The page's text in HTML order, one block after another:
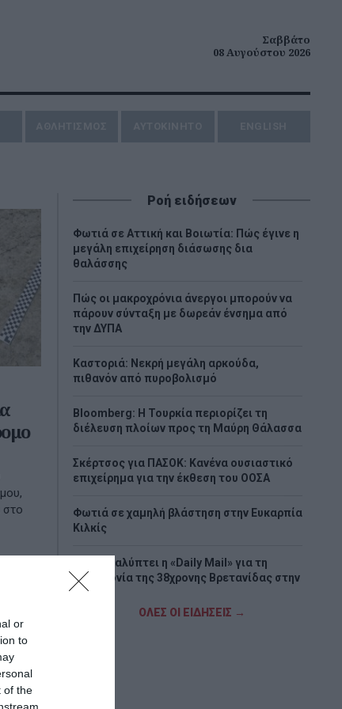
or
to
of the
Σαββάτο
08 Αυγούστου 2026
στο
Ροή ειδήσεων
Φωτιά σε Αττική και Βοιωτία: Πώς έγινε η
μεγάλη επιχείρηση διάσωσης δια
θαλάσσης
Πώς οι μακροχρόνια άνεργοι μπορούν να
πάρουν σύνταξη με δωρεάν ένσημα από
την ΔΥΠΑ
Καστοριά: Νεκρή μεγάλη αρκούδα,
πιθανόν από πυροβολισμό
Bloomberg: Η Τουρκία περιορίζει τη
διέλευση πλοίων προς τη Μαύρη Θάλασσα
Σκέρτσος για ΠΑΣΟΚ: Κανένα ουσιαστικό
επιχείρημα για την έκθεση του ΟΟΣΑ
Φωτιά σε χαμηλή βλάστηση στην Ευκαρπία
Κιλκίς
Τι αποκαλύπτει η «Daily Mail» για τη
δολοφονία της 38χρονης Βρετανίδας στην
Κυψέλη
ΟΛΕΣ ΟΙ ΕΙΔΗΣΕΙΣ →